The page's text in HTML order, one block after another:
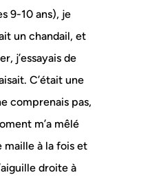
9-10 ans), je
un chandail, et
j’essayais de
C’était une
comprenais pas,
m’a mêlé
à la fois et
droite à